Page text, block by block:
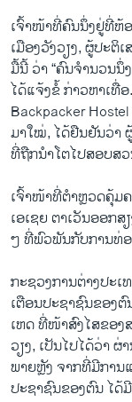
ເຈົ້າໜ້າທີ່ຄົນນຶ່ງຢູ່ທີ່ຫ້
ເມືອງວັງວຽງ, ຜູ້ປະ
ມື້ນີ້ ວ່າ “ຄົນຈຳນວນ
ໄດ້ແຈ້ງຂໍ້ ກ່າວຫາເທື່
Backpacker
ມາໃໝ່, ໄດ້ຢືນຢັນວ່າ
ທີ່ຖືກນຳໂຕໄປສອບສ
ເຈົ້າໜ້າທີ່ຕຳຫຼວດຄຸ້ມ
ເອເຊຍ ຕາເວັນອອກ
ໆ ທີ່ພົວພັນກັບການທ່ອ
ກະຊວງການຕ່າງປະ
ເຕືອນປະຊາຊົນຂອງຕົ
ເຫດ ທີ່ໜ້າສົງໄສຂອງ
ວຽງ, ເປັນໄປໄດ້ວ່າ
ພາຍຫຼັງ ຈາກທີ່ມີການ
ປະຊາຊົນຂອງຕົນ ໄດ້